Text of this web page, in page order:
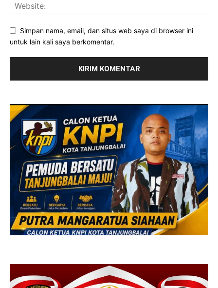
Simpan nama, email, dan situs web saya di browser ini
untuk lain kali saya berkomentar.